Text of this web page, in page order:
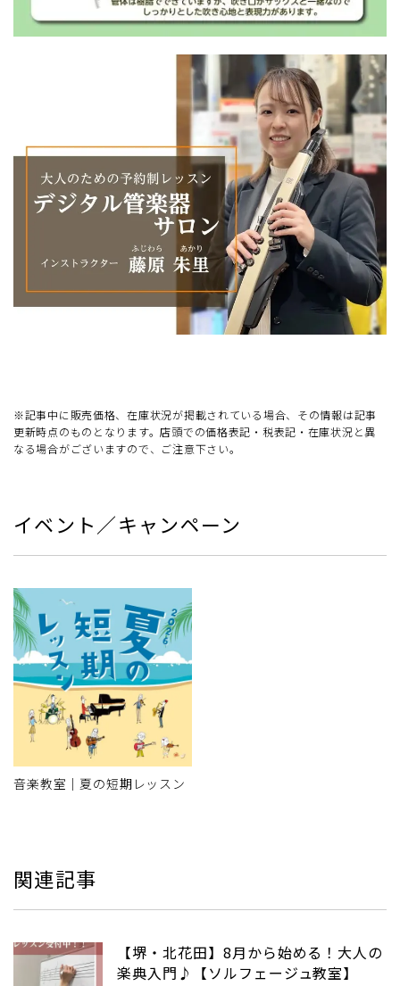
※記事中に販売価格、在庫状況が掲載されている場合、その情報は記事
更新時点のものとなります。店頭での価格表記・税表記・在庫状況と異
なる場合がございますので、ご注意下さい。
イベント／キャンペーン
音楽教室｜夏の短期レッスン
関連記事
【堺・北花田】8月から始める！大人の
楽典入門♪【ソルフェージュ教室】